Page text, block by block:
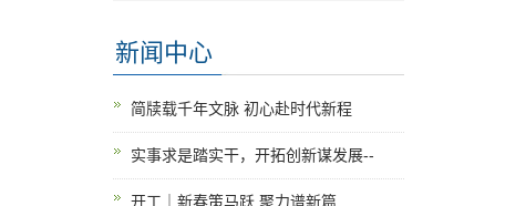
新闻中心
简牍载千年文脉 初心赴时代新程
实事求是踏实干，开拓创新谋发展--
开工｜新春策马跃 聚力谱新篇